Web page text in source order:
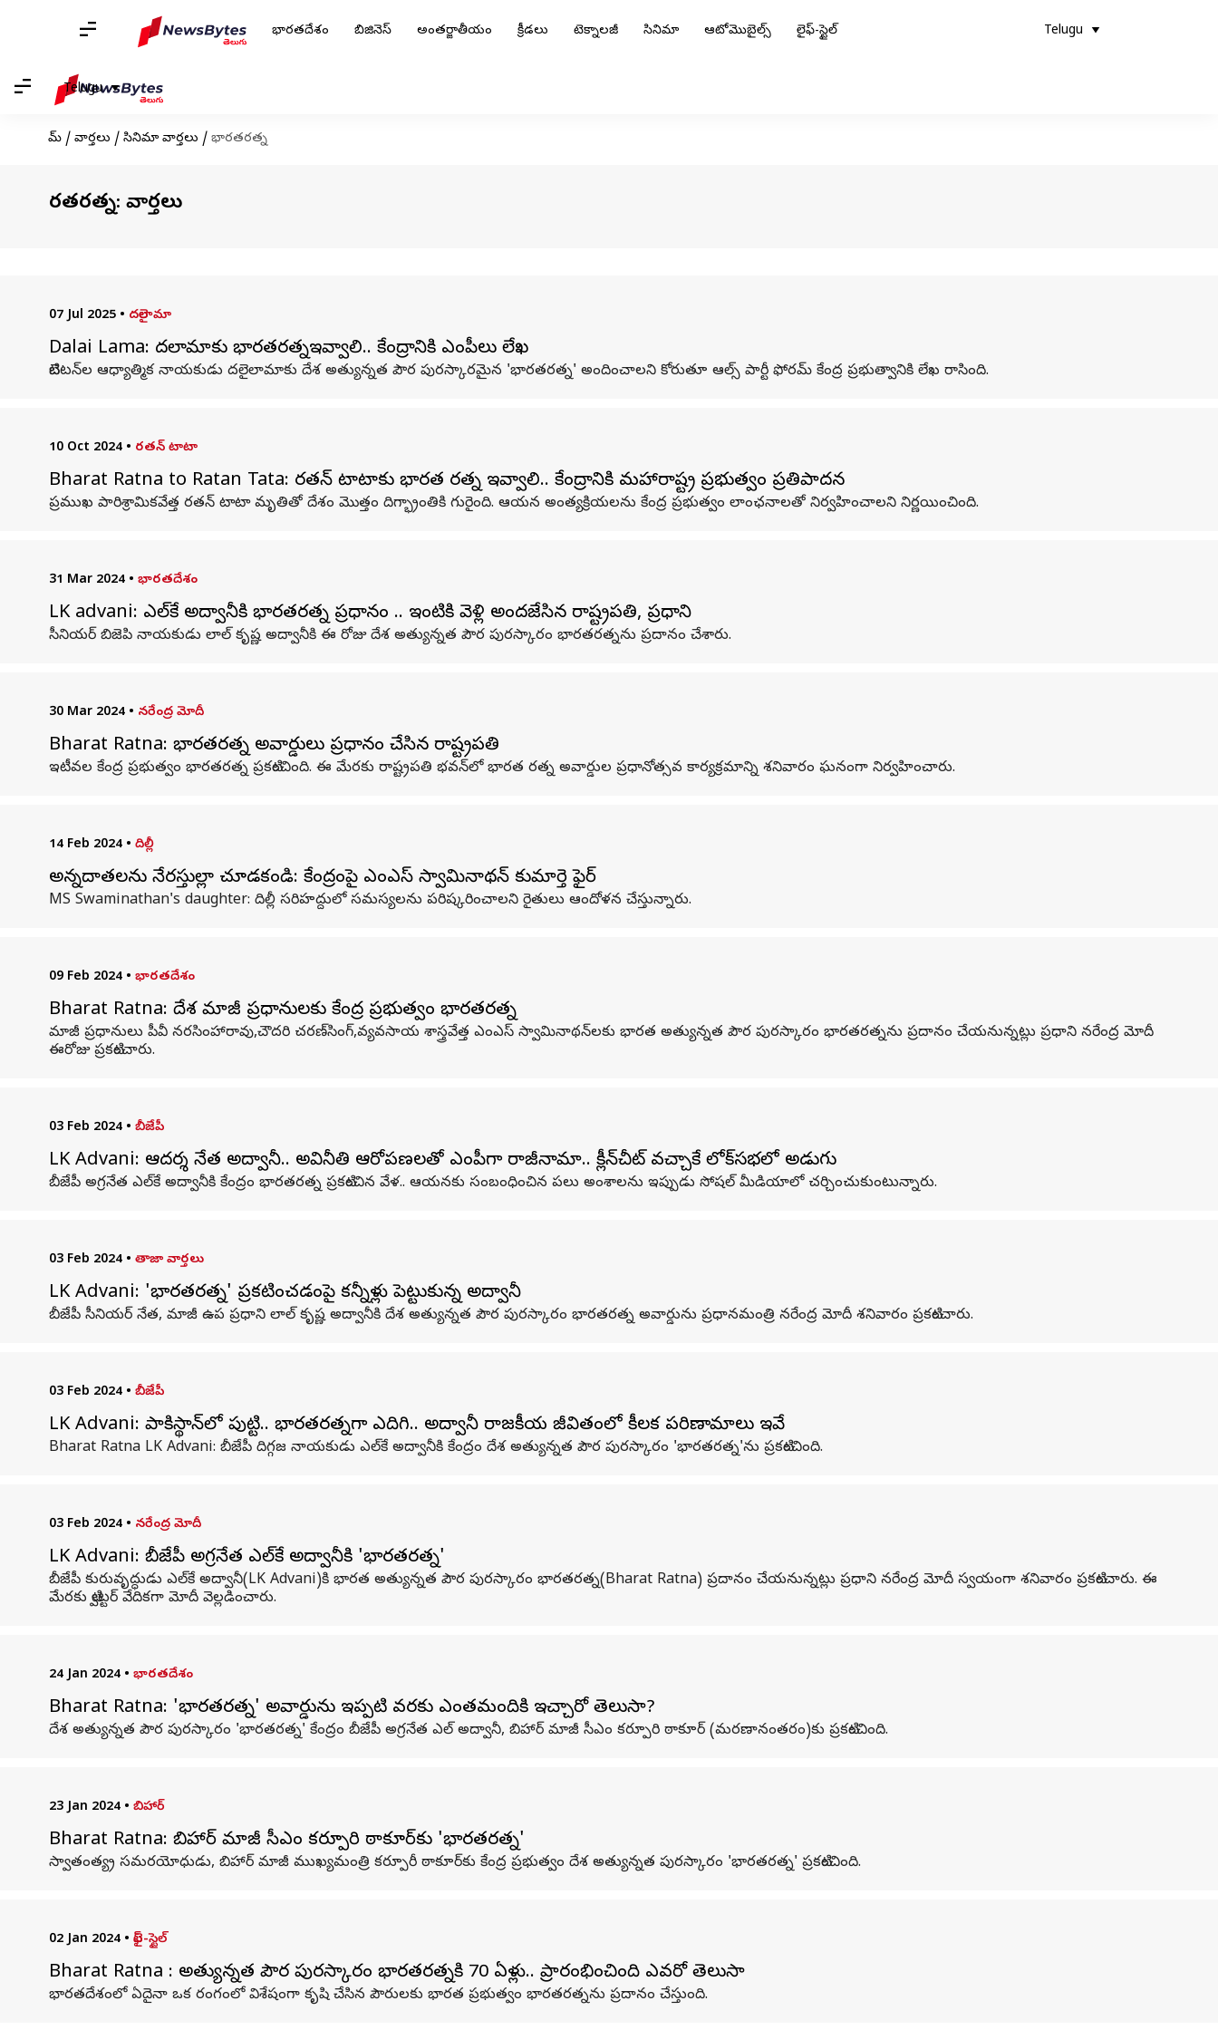
భారతదేశం బిజినెస్ అంతర్జాతీయం క్రీడలు టెక్నాలజీ సినిమా ఆటోమొబైల్స్ లైఫ్-స్టైల్ Telugu
Telugu
హోమ్ / వార్తలు / సినిమా వార్తలు / భారతరత్న
భారతరత్న: వార్తలు
07 Jul 2025 • దలైలామా
Dalai Lama: దలైలామాకు భారతరత్నఇవ్వాలి.. కేంద్రానికి ఎంపీలు లేఖ
టిబెటన్‌ల ఆధ్యాత్మిక నాయకుడు దలైలామాకు దేశ అత్యున్నత పౌర పురస్కారమైన 'భారతరత్న' అందించాలని కోరుతూ ఆల్స్ పార్టీ ఫోరమ్ కేంద్ర ప్రభుత్వానికి లేఖ రాసింది.
10 Oct 2024 • రతన్ టాటా
Bharat Ratna to Ratan Tata: రతన్ టాటాకు భారత రత్న ఇవ్వాలి.. కేంద్రానికి మహారాష్ట్ర ప్రభుత్వం ప్రతిపాదన
ప్రముఖ పారిశ్రామికవేత్త రతన్ టాటా మృతితో దేశం మొత్తం దిగ్భ్రాంతికి గురైంది. ఆయన అంత్యక్రియలను కేంద్ర ప్రభుత్వం లాంఛనాలతో నిర్వహించాలని నిర్ణయించింది.
31 Mar 2024 • భారతదేశం
LK advani: ఎల్‌కే అద్వానీకి భారతరత్న ప్రధానం .. ఇంటికి వెళ్లి అందజేసిన రాష్ట్రపతి, ప్రధాని
సీనియర్ బిజెపి నాయకుడు లాల్ కృష్ణ అద్వానీకి ఈ రోజు దేశ అత్యున్నత పౌర పురస్కారం భారతరత్నను ప్రదానం చేశారు.
30 Mar 2024 • నరేంద్ర మోదీ
Bharat Ratna: భారతరత్న అవార్డులు ప్రధానం చేసిన రాష్ట్రపతి
ఇటీవల కేంద్ర ప్రభుత్వం భారతరత్న ప్రకటించింది. ఈ మేరకు రాష్ట్రపతి భవన్‌లో భారత రత్న అవార్డుల ప్రధానోత్సవ కార్యక్రమాన్ని శనివారం ఘనంగా నిర్వహించారు.
14 Feb 2024 • దిల్లీ
అన్నదాతలను నేరస్తుల్లా చూడకండి: కేంద్రంపై ఎంఎస్ స్వామినాథన్ కుమార్తె ఫైర్
MS Swaminathan's daughter: దిల్లీ సరిహద్దులో సమస్యలను పరిష్కరించాలని రైతులు ఆందోళన చేస్తున్నారు.
09 Feb 2024 • భారతదేశం
Bharat Ratna: దేశ మాజీ ప్రధానులకు కేంద్ర ప్రభుత్వం భారతరత్న
మాజీ ప్రధానులు పీవీ నరసింహారావు,చౌదరి చరణ్‌సింగ్‌,వ్యవసాయ శాస్త్రవేత్త ఎంఎస్‌ స్వామినాథన్‌లకు భారత అత్యున్నత పౌర పురస్కారం భారతరత్నను ప్రదానం చేయనున్నట్లు ప్రధాని నరేంద్ర మోదీ
ఈరోజు ప్రకటించారు.
03 Feb 2024 • బీజేపీ
LK Advani: ఆదర్శ నేత అద్వానీ.. అవినీతి ఆరోపణలతో ఎంపీగా రాజీనామా.. క్లీన్‌చీట్ వచ్చాకే లో‌క్‌సభలో అడుగు
బీజేపీ అగ్రనేత ఎల్‌కే అద్వానీకి కేంద్రం భారతరత్న ప్రకటించిన వేళ.. ఆయనకు సంబంధించిన పలు అంశాలను ఇప్పుడు సోషల్ మీడియాలో చర్చించుకుంటున్నారు.
03 Feb 2024 • తాజా వార్తలు
LK Advani: 'భారతరత్న' ప్రకటించడంపై కన్నీళ్లు పెట్టుకున్న అద్వానీ
బీజేపీ సీనియర్ నేత, మాజీ ఉప ప్రధాని లాల్ కృష్ణ అద్వానీకి దేశ అత్యున్నత పౌర పురస్కారం భారతరత్న అవార్డును ప్రధానమంత్రి నరేంద్ర మోదీ శనివారం ప్రకటించారు.
03 Feb 2024 • బీజేపీ
LK Advani: పాకిస్థాన్‌లో పుట్టి.. భారతరత్నగా ఎదిగి.. అద్వానీ రాజకీయ జీవితంలో కీలక పరిణామాలు ఇవే
Bharat Ratna LK Advani: బీజేపీ దిగ్గజ నాయకుడు ఎల్‌కే అద్వానీకి కేంద్రం దేశ అత్యున్నత పౌర పురస్కారం 'భారతరత్న'ను ప్రకటించింది.
03 Feb 2024 • నరేంద్ర మోదీ
LK Advani: బీజేపీ అగ్రనేత ఎల్‌కే అద్వానీకి 'భారతరత్న'
బీజేపీ కురువృద్ధుడు ఎల్‌కే అద్వానీ(LK Advani)కి భారత అత్యున్నత పౌర పురస్కారం భారతరత్న(Bharat Ratna) ప్రదానం చేయనున్నట్లు ప్రధాని నరేంద్ర మోదీ స్వయంగా శనివారం ప్రకటించారు. ఈ
మేరకు ట్విట్టర్ వేదికగా మోదీ వెల్లడించారు.
24 Jan 2024 • భారతదేశం
Bharat Ratna: 'భారతరత్న' అవార్డును ఇప్పటి వరకు ఎంతమందికి ఇచ్చారో తెలుసా?
దేశ అత్యున్నత పౌర పురస్కారం 'భారతరత్న' కేంద్రం బీజేపీ అగ్రనేత ఎల్ అద్వానీ, బిహార్ మాజీ సీఎం కర్పూరి ఠాకూర్ (మరణానంతరం)కు ప్రకటించింది.
23 Jan 2024 • బిహార్
Bharat Ratna: బిహార్ మాజీ సీఎం కర్పూరి ఠాకూర్‌కు 'భారతరత్న'
స్వాతంత్య్ర సమరయోధుడు, బిహార్ మాజీ ముఖ్యమంత్రి కర్పూరీ ఠాకూర్‌కు కేంద్ర ప్రభుత్వం దేశ అత్యున్నత పురస్కారం 'భారతరత్న' ప్రకటించింది.
02 Jan 2024 • లైఫ్-స్టైల్
Bharat Ratna : అత్యున్నత పౌర పురస్కారం భారతరత్నకి 70 ఏళ్లు.. ప్రారంభించింది ఎవరో తెలుసా
భారతదేశంలో ఏదైనా ఒక రంగంలో విశేషంగా కృషి చేసిన పౌరులకు భారత ప్రభుత్వం భారతరత్నను ప్రదానం చేస్తుంది.